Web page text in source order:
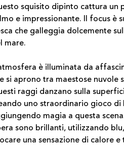
squisito dipinto cattura un
e impressionante. Il focus è
che galleggia dolcemente
mare.
è illuminata da
si aprono tra maestose nuvole
raggi danzano sulla
uno straordinario gioco di
magia a questa
sono brillanti, utilizzando
una sensazione di calore